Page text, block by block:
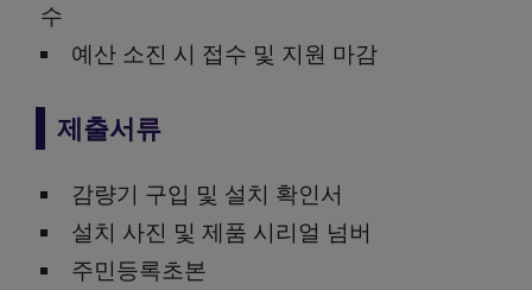
수
예산 소진 시 접수 및 지원 마감
제출서류
감량기 구입 및 설치 확인서
설치 사진 및 제품 시리얼 넘버
주민등록초본